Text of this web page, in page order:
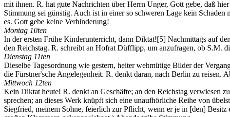
mit ihnen. R. hat gute Nachrichten über Herrn Unger, Gott gebe, daß
Stimmung sei günstig. Auch ist in einer so schweren Lage kein
es. Gott gebe keine Verhinderung!
Montag 10ten
In der ersten Frühe Kinderunterricht, dann Diktat![5] Nachmittags auf
den Reichstag. R. schreibt an Hofrat Düfflipp, um anzufragen, ob S.M.
Dienstag 11ten
Dieselbe Tagesordnung wie gestern, heiter wehmütige Bilder der
die Fürstner'sche Angelegenheit. R. denkt daran, nach Berlin zu
Mittwoch 12ten
Kein Diktat heute! R. denkt an Geschäfte; an den Reichstag verwiesen
sprechen; an dieses Werk knüpft sich eine unaufhörliche Reihe von
Siegfried, meinem Sohne, feierlich zur Pflicht, wenn er je in [den]